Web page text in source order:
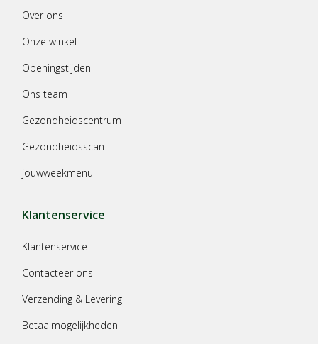
Over ons
Onze winkel
Openingstijden
Ons team
Gezondheidscentrum
Gezondheidsscan
jouwweekmenu
Klantenservice
Klantenservice
Contacteer ons
Verzending & Levering
Betaalmogelijkheden